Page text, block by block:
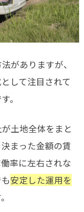
がありますが、
して注目されて
。
土地全体をまと
まった金額の賃
率に左右されな
安定した運用を